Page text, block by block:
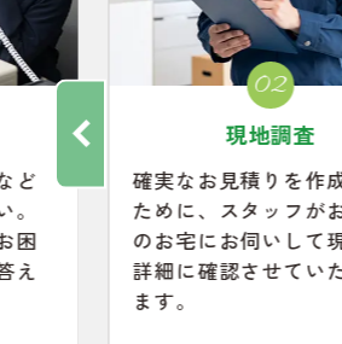
ど
困
え
02
現地調査
確実なお見積りを作
ために、スタッフが
のお宅にお伺いして
詳細に確認させてい
ます。